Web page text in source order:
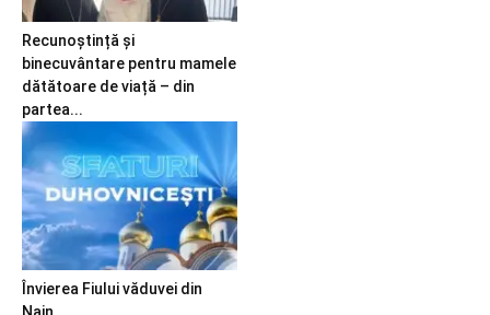
Recunoștință și
binecuvântare pentru mamele
dătătoare de viață – din
partea...
Învierea Fiului văduvei din
Nain